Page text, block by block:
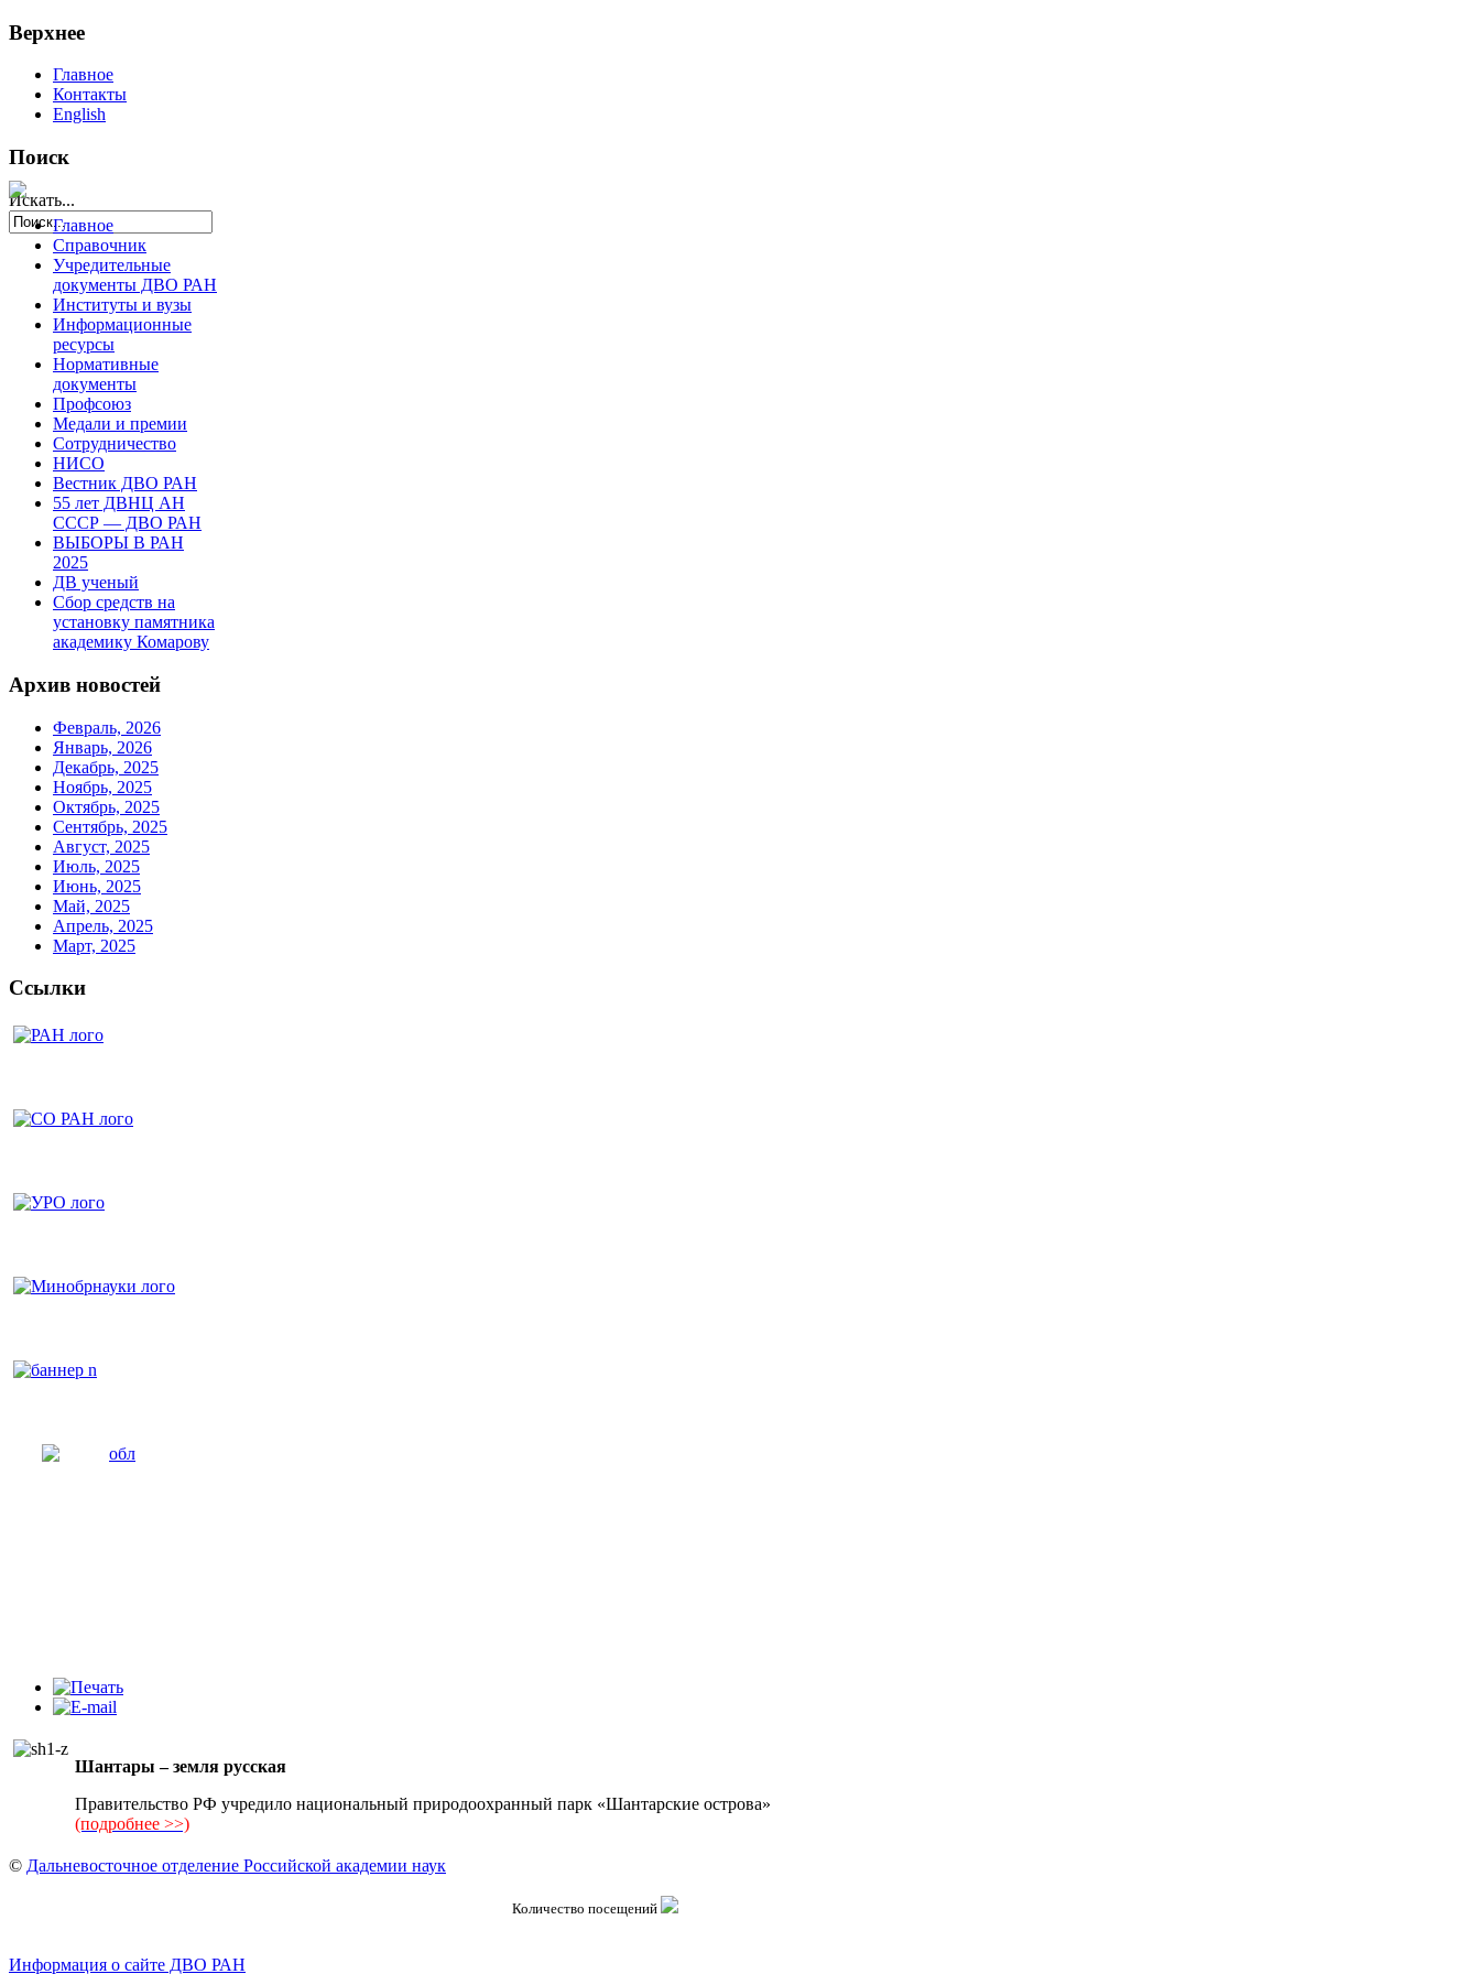
Верхнее
Главное
Контакты
English
Поиск
Искать...
Главное
Справочник
Учредительные
документы ДВО РАН
Институты и вузы
Информационные
ресурсы
Нормативные
документы
Профсоюз
Медали и премии
Сотрудничество
НИСО
Вестник ДВО РАН
55 лет ДВНЦ АН
СССР — ДВО РАН
ВЫБОРЫ В РАН
2025
ДВ ученый
Сбор средств на
установку памятника
академику Комарову
Архив новостей
Февраль, 2026
Январь, 2026
Декабрь, 2025
Ноябрь, 2025
Октябрь, 2025
Сентябрь, 2025
Август, 2025
Июль, 2025
Июнь, 2025
Май, 2025
Апрель, 2025
Март, 2025
Ссылки
Шантары – земля русская
Правительство РФ учредило национальный природоохранный парк «Шантарские острова»
(подробнее >>)
© Дальневосточное отделение Российской академии наук
Количество посещений
Информация о сайте ДВО РАН